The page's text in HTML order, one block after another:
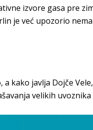
izvore gasa pre
je već upozorio
a kako javlja Dojče
velikih